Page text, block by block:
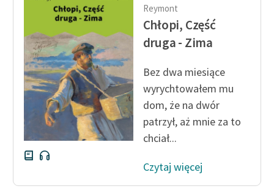
Reymont
Chłopi, Część
druga - Zima
Bez dwa miesiące
wyrychtowałem mu
dom, że na dwór
patrzył, aż mnie za to
chciał...
Czytaj więcej